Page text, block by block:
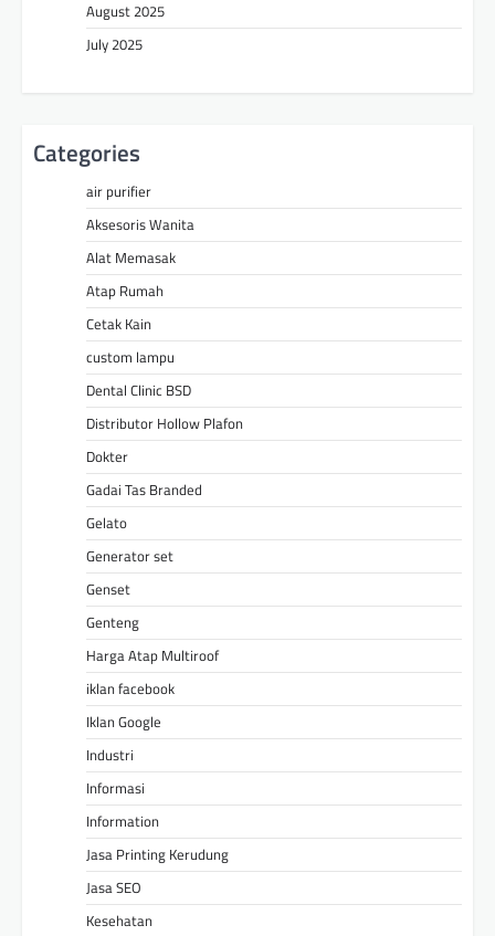
August 2025
July 2025
Categories
air purifier
Aksesoris Wanita
Alat Memasak
Atap Rumah
Cetak Kain
custom lampu
Dental Clinic BSD
Distributor Hollow Plafon
Dokter
Gadai Tas Branded
Gelato
Generator set
Genset
Genteng
Harga Atap Multiroof
iklan facebook
Iklan Google
Industri
Informasi
Information
Jasa Printing Kerudung
Jasa SEO
Kesehatan